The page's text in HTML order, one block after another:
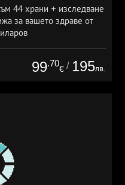
44 храни + изследване
за вашето здраве от
99.70
€ / 195лв.